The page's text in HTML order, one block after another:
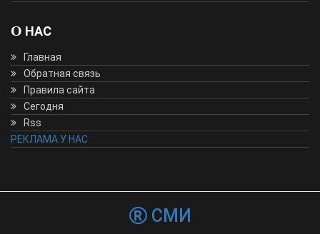
О НАС
Главная
Обратная связь
Правила сайта
Сегодня
Rss
РЕКЛАМА У НАС
СМИ